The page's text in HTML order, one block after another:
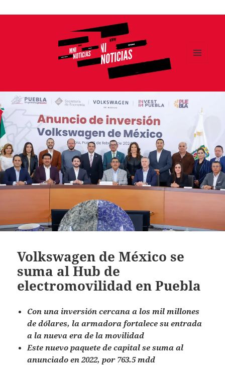
Ir
Volkswagen de México se
suma al Hub de
electromovilidad en Puebla
Con una inversión cercana a los mil millones
de dólares, la armadora fortalece su entrada
a la nueva era de la movilidad
Este nuevo paquete de capital se suma al
anunciado en 2022, por 763.5 mdd